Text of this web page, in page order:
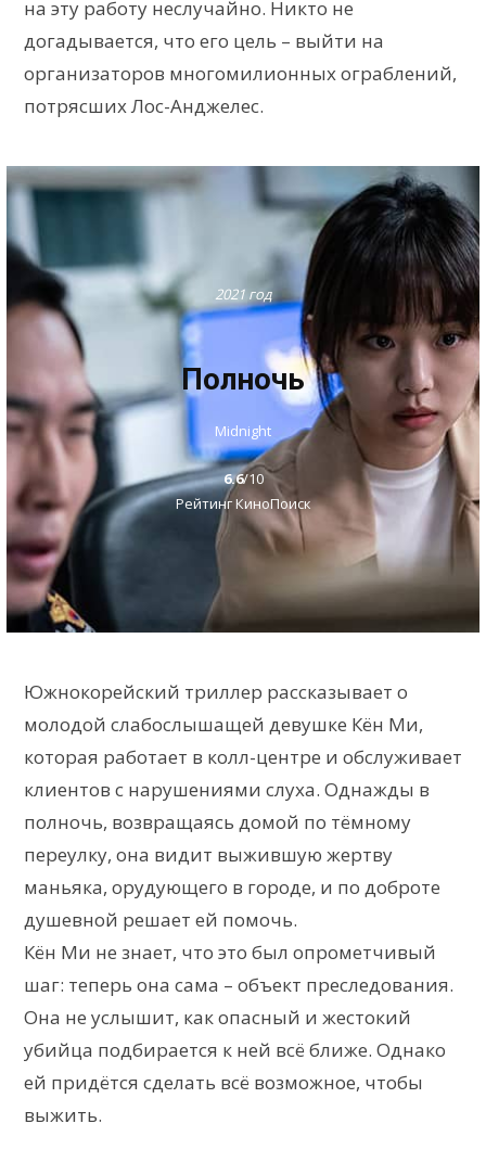
на эту работу неслучайно. Никто не
догадывается, что его цель – выйти на
организаторов многомилионных ограблений,
потрясших Лос-Анджелес.
2021 год
Полночь
Midnight
6.6/10
Рейтинг КиноПоиск
Южнокорейский триллер рассказывает о
молодой слабослышащей девушке Кён Ми,
которая работает в колл-центре и обслуживает
клиентов с нарушениями слуха. Однажды в
полночь, возвращаясь домой по тёмному
переулку, она видит выжившую жертву
маньяка, орудующего в городе, и по доброте
душевной решает ей помочь.
Кён Ми не знает, что это был опрометчивый
шаг: теперь она сама – объект преследования.
Она не услышит, как опасный и жестокий
убийца подбирается к ней всё ближе. Однако
ей придётся сделать всё возможное, чтобы
выжить.